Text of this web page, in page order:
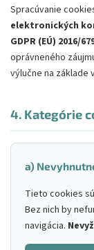
Spracúvanie
elektronických
GDPR (EÚ) 2016/
oprávneného
výlučne na základe
4. Kategórie
a)
Tieto cookies
Bez nich by
navigácia.